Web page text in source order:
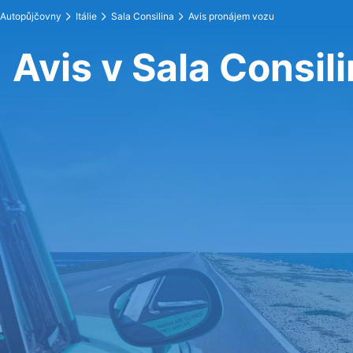
Autopůjčovny Itálie Sala Consilina Avis pronájem vozu
Avis v Sala